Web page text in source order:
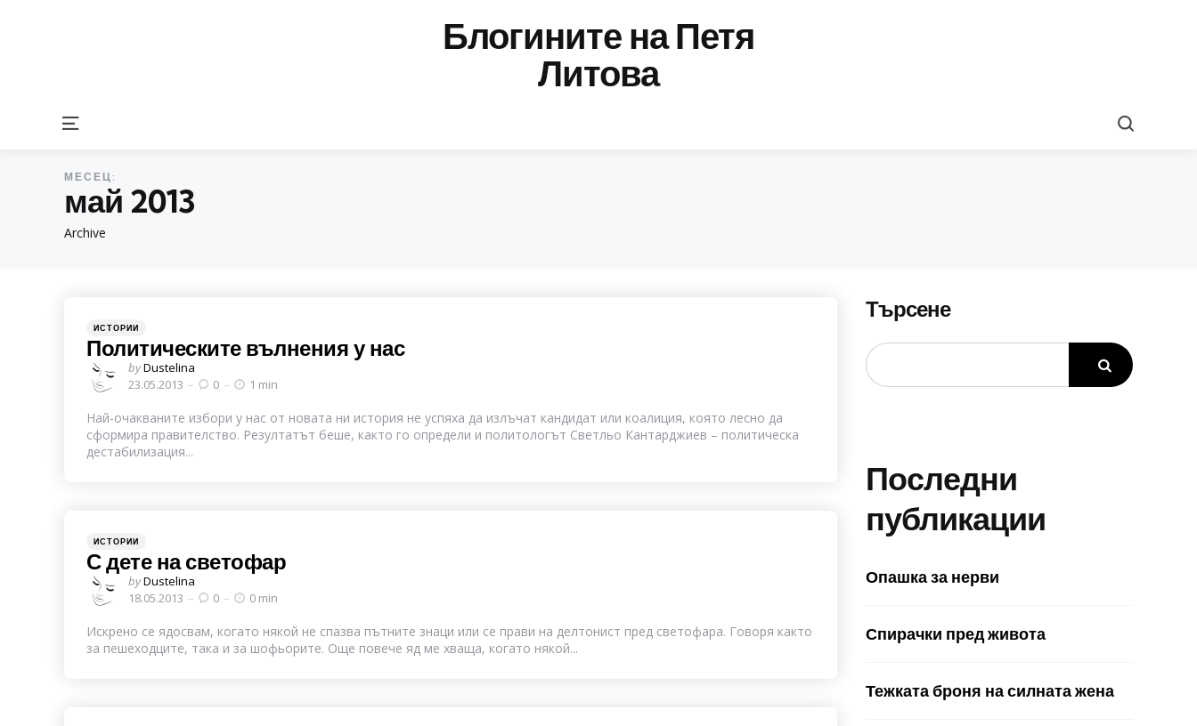
Блогините на Петя
Литова
Menu
Archive
МЕСЕЦ:
май 2013
Categories
Posted
ИСТОРИИ
Политическите вълнения у нас
Posted
by
byDustelina
23.05.2013
0 1 min
Най-очакваните избори у нас от новата ни история не успяха да излъчат кандидат или коалиция, която лесно да
сформира правителство. Резултатът беше, както го определи и политологът Светльо Кантарджиев – политическа
дестабилизация...
Categories
Posted
ИСТОРИИ
С дете на светофар
Posted
by
byDustelina
18.05.2013
0 0 min
Искрено се ядосвам, когато някой не спазва пътните знаци или се прави на делтонист пред светофара. Говоря както
за пешеходците, така и за шофьорите. Още повече яд ме хваща, когато някой...
Търсене
Последни
публикации
Опашка за нерви
Спирачки пред живота
Тежката броня на силната жена